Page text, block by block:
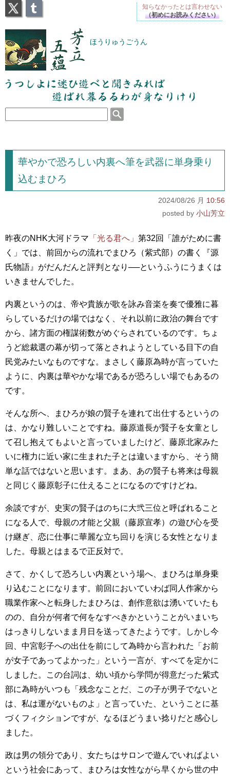
芳立五蘊 ほうりゅうごうん
うつしよに迷ひ遊べと聞きみれば遊ばれ暮るるわが
身なりけり
華やかで恐ろしい内裏へ筆を武器に単身乗り
込むまひろ
2024/08/26 月 10:56
小山芳立
昨夜のNHK大河ドラマ 「光る君へ」 第32回「誰がために書
く」では、前回からの流れでまひろ（紫式部）の書く『源
氏物語』がだんだんと評判となり──というふうにうまくは
いきませんでした。
内裏というのは、帝や貴族が歌を詠み音楽を奏で優雅に暮
らしているだけの場ではなく、それ以前に政治の舞台です
から、諸方面の権謀術数がめぐらされているのです。ちょ
うど総裁選の幕が切って落とされようとしている目下の自
民党みたいなものですな。まさしく藤原為時が言っていた
ように、内裏は華やかな場であるが恐ろしい場でもあるの
です。
そんな所へ、まひろが娘の賢子を連れて出仕するというの
は、かなり難しいことですね。藤原道長が賢子を女童とし
て召し抱えてもよいと言っていましたけど、藤原北家みた
いに権力に近い家に生まれた子とは違いますから、そう簡
単な話ではないと思います。まあ、あの賢子も将来は母親
と同じく藤原彰子に仕えることになるのですけどね。
余談ですが、史実の賢子はのちに大弐三位と呼ばれること
になる人で、母親の才能と父親（藤原宣孝）の遊び心を受
け継ぎ、恋に仕事に華麗な立ち回りを演じる女性となりま
した。母親とはまるで正反対で。
さて、かくして恐ろしい内裏という場へ、まひろは単身乗
り込むことになります。前回においていわば同人作家から
職業作家へと転身したまひろは、創作意欲は湧いていたも
のの、自分が何者で何をなすべきかということがいまいち
はっきりしないまま月日を送ってきたようです。しかし今
回、中宮彰子への出仕を前にして為時から言われた「お前
が女子であってよかった」という一言が、すべてを定かに
しました。この台詞は、幼い頃から学問が得意だった紫式
部に為時がいつも「残念なことだ、この子が男子でないと
は、私は運がないものよ」と言っていた、ということに基
づくフィクションですが、なるほどうまい捻りだと感心し
ました。
政は男の領分であり、女たちはサロンで遊んでいればよい
という社会にあって、まひろは女性ながら早くから世の中
知らなかったとは言わせない
（初めにお読みください）
X Tumblr